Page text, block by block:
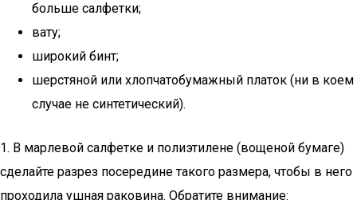
больше салфетки;
вату;
широкий бинт;
шерстяной или хлопчатобумажный платок (ни в коем
случае не синтетический).
1. В марлевой салфетке и полиэтилене (вощеной бумаге)
сделайте разрез посередине такого размера, чтобы в него
проходила ушная раковина. Обратите внимание: